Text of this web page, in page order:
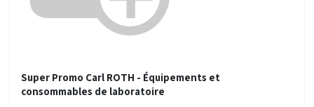
Super Promo Carl ROTH - Équipements et
consommables de laboratoire